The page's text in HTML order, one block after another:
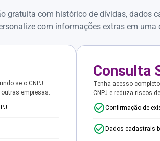
gratuita com histórico de dívidas, dados
com informações extras em uma
se o CNPJ
empresas.
Consulta
Tenha acesso
CNPJ e reduza riscos
Confirmação de
Dados cadastrais